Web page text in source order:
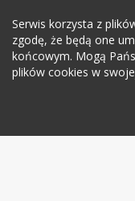
Serwis korzysta z
zgodę, że będą one
końcowym. Mogą
plików cookies w